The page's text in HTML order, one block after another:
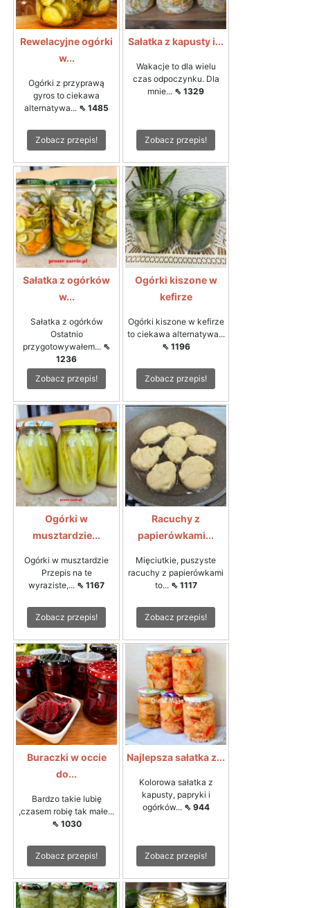
Rewelacyjne ogórki
w...
Ogórki z przyprawą
gyros to ciekawa
alternatywa... ⇖ 1485
Zobacz przepis!
Sałatka z kapusty i...
Wakacje to dla wielu
czas odpoczynku. Dla
mnie... ⇖ 1329
Zobacz przepis!
Sałatka z ogórków
w...
Sałatka z ogórków
Ostatnio
przygotowywałem... ⇖
1236
Zobacz przepis!
Ogórki kiszone w
kefirze
Ogórki kiszone w kefirze
to ciekawa alternatywa...
⇖ 1196
Zobacz przepis!
Ogórki w
musztardzie...
Ogórki w musztardzie
Przepis na te
wyraziste,... ⇖ 1167
Zobacz przepis!
Racuchy z
papierówkami...
Mięciutkie, puszyste
racuchy z papierówkami
to... ⇖ 1117
Zobacz przepis!
Buraczki w occie
do...
Bardzo takie lubię
,czasem robię tak małe...
⇖ 1030
Zobacz przepis!
Najlepsza sałatka z...
Kolorowa sałatka z
kapusty, papryki i
ogórków... ⇖ 944
Zobacz przepis!